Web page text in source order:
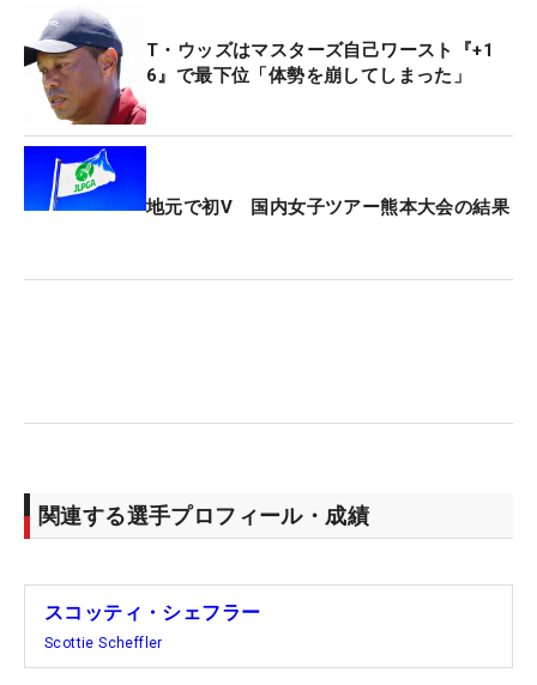
くる。今月末に妻メレディスさんとの間に、第一子
が産まれる予定だ。開幕前には出産が早まれば、大
会を欠場するという報道もされたほどで、会見では
『最終日のバックナインで電話が来ていたらどうし
ていた？』という質問も飛んだほど。それを聞くと
「もちろん帰らなかったよ。落ち着いて、ショット
を打つことに全力を尽くしていたよ」と言って笑っ
いって、すぐにボールから目を離すつもりはない
よ」。幸せなできごとが、一挙に押し寄せる。
つかんだが、今回は1パットで締めくくった。これ
T・ウッズはマスターズ自己ワースト『+1
6』で最下位「体勢を崩してしまった」
地元で初V 国内女子ツアー熊本大会の結果
関連する選手プロフィール・成績
スコッティ・シェフラー
Scottie Scheffler